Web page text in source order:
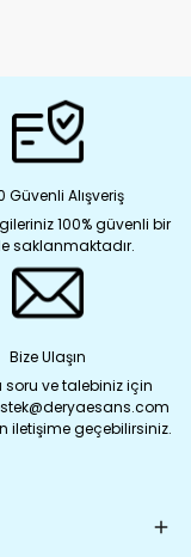
Güvenli Alışveriş
100% güvenli bir
saklanmaktadır.
Bize Ulaşın
soru ve talebiniz için
iletişime geçebilirsiniz.